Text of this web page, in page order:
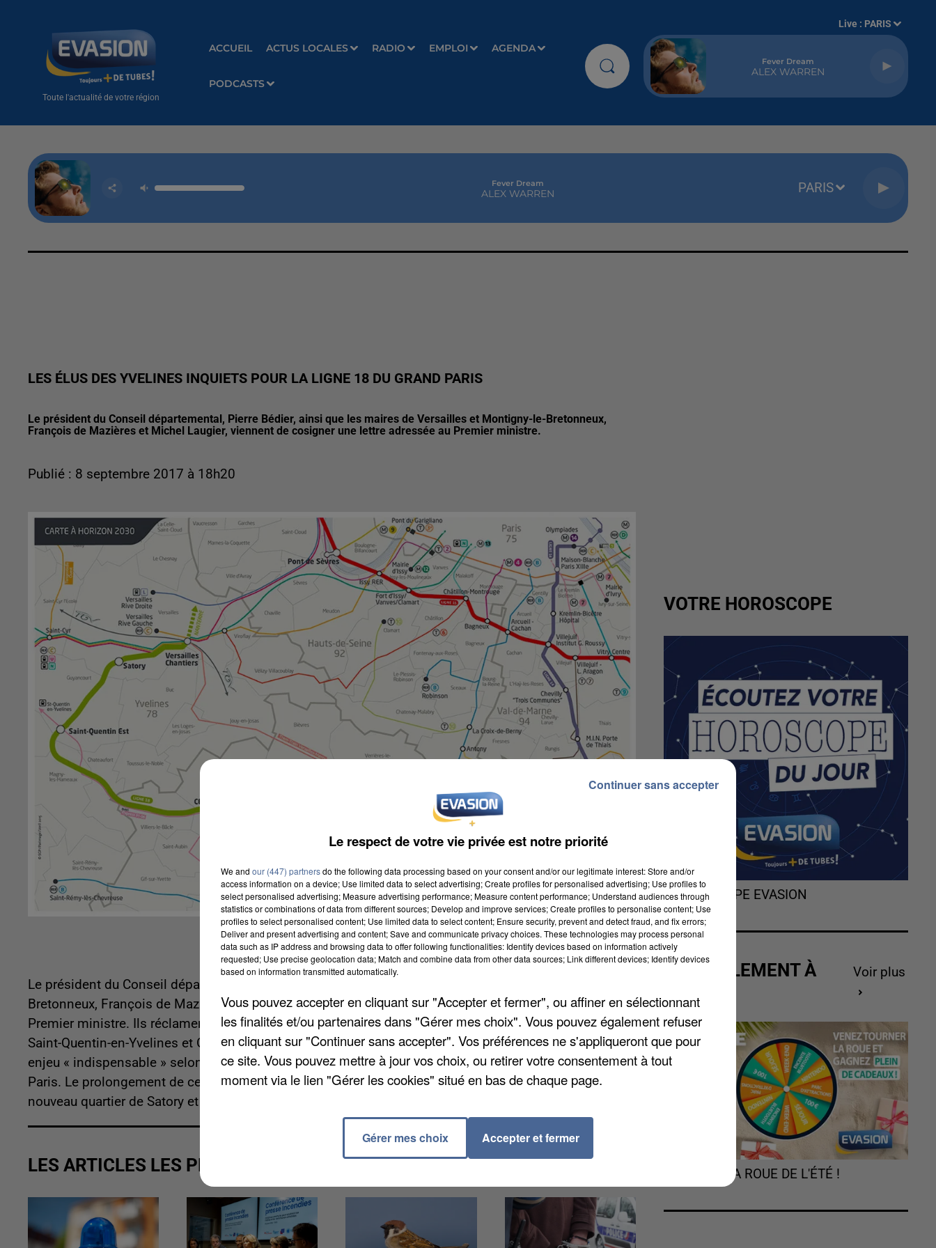
Toute l'actualité de votre région
ACCUEIL ACTUS LOCALES RADIO EMPLOI AGENDA
PODCASTS
Live : PARIS
Fever Dream
ALEX WARREN
Fever Dream
ALEX WARREN PARIS
LES ÉLUS DES YVELINES INQUIETS POUR LA LIGNE 18 DU GRAND PARIS
Le président du Conseil départemental, Pierre Bédier, ainsi que les maires de Versailles et Montigny-le-Bretonneux,
François de Mazières et Michel Laugier, viennent de cosigner une lettre adressée au Premier ministre.
Publié : 8 septembre 2017 à 18h20
Le président du Conseil départemental, Pierre Bédier, ainsi que les maires de Versailles et Montigny-le-
Bretonneux, François de Mazières et Michel Laugier, viennent de cosigner une lettre adressée au
Premier ministre. Ils réclament le prolongement de la ligne 18 du futur Grand Paris Express jusqu'à
Saint-Quentin-en-Yvelines et Guyancourt d'ici 2024, et même jusqu'à Versailles Chantier en 2025. Un
enjeu « indispensable » selon eux afin de desservir les trois sites olympiques en vue des JO de 2024 à
Paris. Le prolongement de cette ligne 18 devrait également appuyer le développement du projet du
nouveau quartier de Satory et son pôle des mobilités futures et des entreprises françaises d'armement.
LES ARTICLES LES PLUS VUS
VOTRE HOROSCOPE
L'HOROSCOPE EVASION
ACTUELLEMENT À
Voir plus
TOURNEZ LA ROUE DE L'ÉTÉ !
Le respect de votre vie privée est notre priorité
We and our (447) partnersdo the following data processing based on your consent and/or our legitimate interest: Store and/or
access information on a device; Use limited data to select advertising; Create profiles for personalised advertising; Use profiles to
select personalised advertising; Measure advertising performance; Measure content performance; Understand audiences through
statistics or combinations of data from different sources; Develop and improve services; Create profiles to personalise content; Use
profiles to select personalised content; Use limited data to select content; Ensure security, prevent and detect fraud, and fix errors;
Deliver and present advertising and content; Save and communicate privacy choices. These technologies may process personal
data such as IP address and browsing data to offer following functionalities: Identify devices based on information actively
requested; Use precise geolocation data; Match and combine data from other data sources; Link different devices; Identify devices
based on information transmitted automatically.
Vous pouvez accepter en cliquant sur "Accepter et fermer", ou affiner en sélectionnant
les finalités et/ou partenaires dans "Gérer mes choix". Vous pouvez également refuser
en cliquant sur "Continuer sans accepter". Vos préférences ne s'appliqueront que pour
ce site. Vous pouvez mettre à jour vos choix, ou retirer votre consentement à tout
moment via le lien "Gérer les cookies" situé en bas de chaque page.
Gérer mes choix Accepter et fermer
Continuer sans accepter